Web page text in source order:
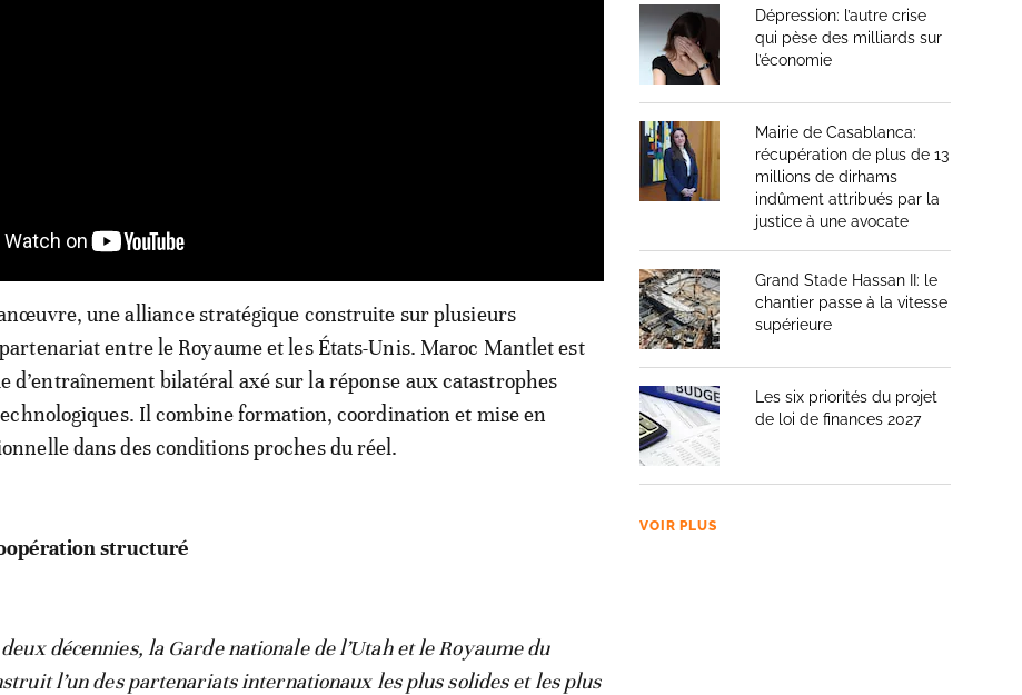
une alliance stratégique construite sur plusieurs
entre le Royaume et les États-Unis. Maroc Mantlet est
d’entraînement bilatéral axé sur la réponse aux catastrophes
Il combine formation, coordination et mise en
dans des conditions proches du réel.
structuré
décennies, la Garde nationale de l’Utah et le Royaume du
l’un des partenariats internationaux les plus solides et les plus
Dépression: l’autre crise
qui pèse des milliards sur
l’économie
Mairie de Casablanca:
récupération de plus de 13
millions de dirhams
indûment attribués par la
justice à une avocate
Grand Stade Hassan II: le
chantier passe à la vitesse
supérieure
Les six priorités du projet
de loi de finances 2027
VOIR PLUS